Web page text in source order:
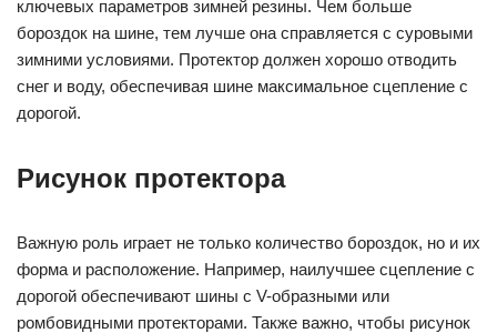
ключевых параметров зимней резины. Чем больше
бороздок на шине, тем лучше она справляется с суровыми
зимними условиями. Протектор должен хорошо отводить
снег и воду, обеспечивая шине максимальное сцепление с
дорогой.
Рисунок протектора
Важную роль играет не только количество бороздок, но и их
форма и расположение. Например, наилучшее сцепление с
дорогой обеспечивают шины с V-образными или
ромбовидными протекторами. Также важно, чтобы рисунок